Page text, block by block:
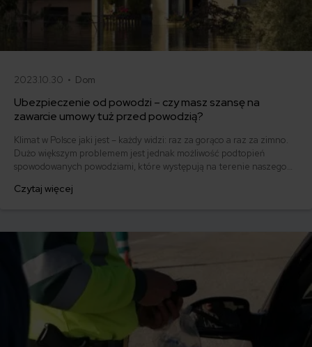
2023.10.30 • Dom
Ubezpieczenie od powodzi – czy masz szansę na
zawarcie umowy tuż przed powodzią?
Klimat w Polsce jaki jest – każdy widzi: raz za gorąco a raz za zimno.
Dużo większym problemem jest jednak możliwość podtopień
spowodowanych powodziami, które występują na terenie naszego
roku prawdopodobnie znowu czeka nas powtórka powodzi, choć
Czytaj więcej